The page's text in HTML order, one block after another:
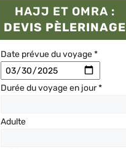
HAJJ ET OMRA :
DEVIS PÈLERINAGE
Date prévue du voyage*
Durée du voyage en jour*
Adulte